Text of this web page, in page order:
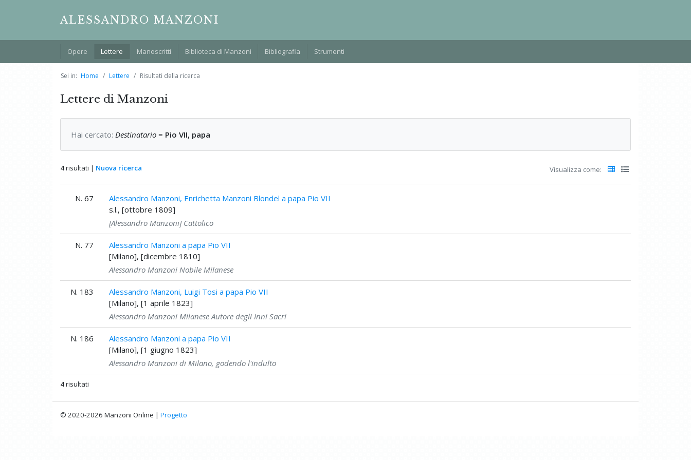
ALESSANDRO MANZONI
Opere Lettere Manoscritti Biblioteca di Manzoni Bibliografia Strumenti
Sei in: Home Lettere Risultati della ricerca
Lettere di Manzoni
Hai cercato: Destinatario = Pio VII, papa
4risultati | Nuova ricerca Visualizza come:
N. 67
Alessandro Manzoni, Enrichetta Manzoni Blondel a papa Pio VII
s.l., [ottobre 1809]
[Alessandro Manzoni] Cattolico
N. 77
Alessandro Manzoni a papa Pio VII
[Milano], [dicembre 1810]
Alessandro Manzoni Nobile Milanese
N. 183
Alessandro Manzoni, Luigi Tosi a papa Pio VII
[Milano], [1 aprile 1823]
Alessandro Manzoni Milanese Autore degli Inni Sacri
N. 186
Alessandro Manzoni a papa Pio VII
[Milano], [1 giugno 1823]
Alessandro Manzoni di Milano, godendo l'indulto
4risultati
© 2020-2026 Manzoni Online | Progetto